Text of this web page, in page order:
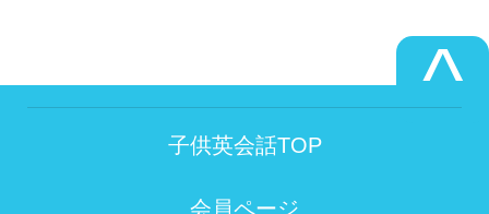
^
子供英会話TOP
会員ページ